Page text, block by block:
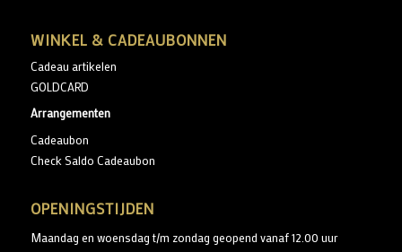
WINKEL & CADEAUBONNEN
Cadeau artikelen
GOLDCARD
Arrangementen
Cadeaubon
Check Saldo Cadeaubon
OPENINGSTIJDEN
Maandag en woensdag t/m zondag geopend vanaf 12.00 uur